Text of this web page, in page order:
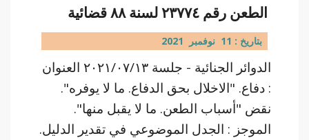
الطعن رقم ٢٣٧٧٤ لسنة ٨٨ قضائية
بتاريخ : 11 نوفمبر 2021
الدوائر الجنائية - جلسة ٢٠٢١/٠٧/١٣ العنوان
: دفاع. "الاخلال بحق الدفاع. ما لا يوفره".
نقض "أسباب الطعن. ما لا يقبل منها".
الموجز : الجدل الموضوعي في تقدير الدليل.